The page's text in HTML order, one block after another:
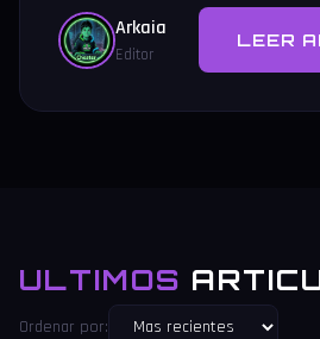
Arkaia
Editor
LEER
ULTIMOS
Ordenar por: